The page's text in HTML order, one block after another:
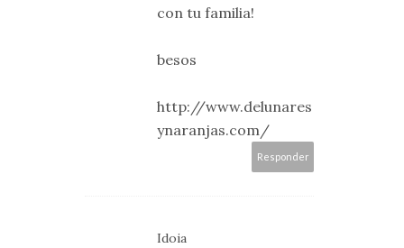
con tu familia!
besos
http://www.delunares
ynaranjas.com/
Responder
Idoia